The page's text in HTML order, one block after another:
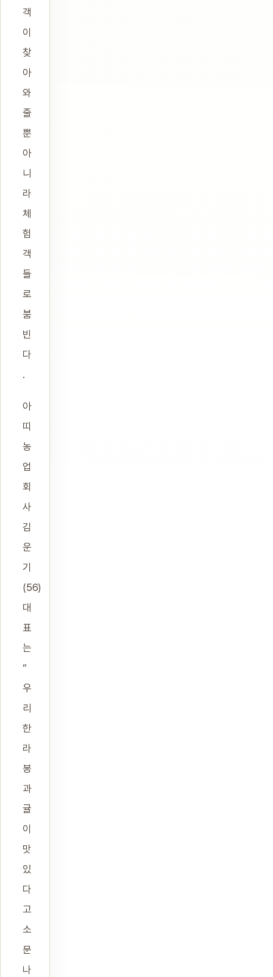
객
이
찾
아
와
줄
뿐
아
니
라
체
험
객
들
로
붐
빈
다
.
아
띠
농
업
회
사
김
운
기
(56)
대
표
는
“
우
리
한
라
봉
과
귤
이
맛
있
다
고
소
문
나